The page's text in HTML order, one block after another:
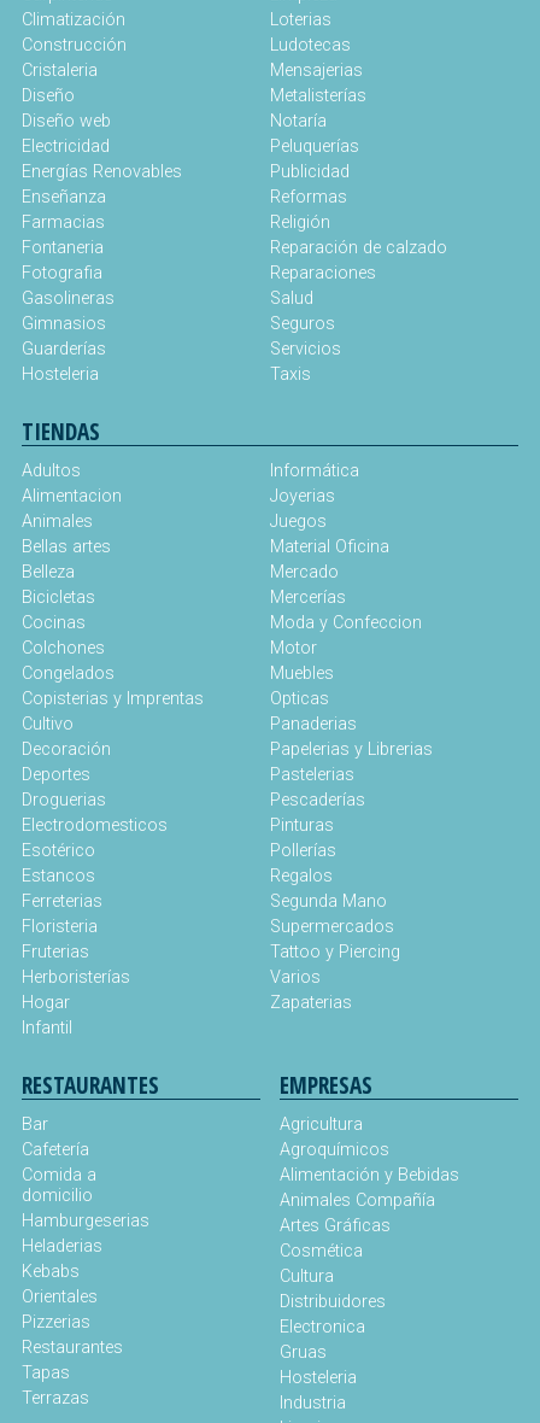
Climatización
Construcción
Cristaleria
Diseño
Diseño web
Electricidad
Energías Renovables
Enseñanza
Farmacias
Fontaneria
Fotografia
Gasolineras
Gimnasios
Guarderías
Hosteleria
Loterias
Ludotecas
Mensajerias
Metalisterías
Notaría
Peluquerías
Publicidad
Reformas
Religión
Reparación de calzado
Reparaciones
Salud
Seguros
Servicios
Taxis
TIENDAS
Adultos
Alimentacion
Animales
Bellas artes
Belleza
Bicicletas
Cocinas
Colchones
Congelados
Copisterias y Imprentas
Cultivo
Decoración
Deportes
Droguerias
Electrodomesticos
Esotérico
Estancos
Ferreterias
Floristeria
Fruterias
Herboristerías
Hogar
Infantil
Informática
Joyerias
Juegos
Material Oficina
Mercado
Mercerías
Moda y Confeccion
Motor
Muebles
Opticas
Panaderias
Papelerias y Librerias
Pastelerias
Pescaderías
Pinturas
Pollerías
Regalos
Segunda Mano
Supermercados
Tattoo y Piercing
Varios
Zapaterias
RESTAURANTES
Bar
Cafetería
Comida a
domicilio
Hamburgeserias
Heladerias
Kebabs
Orientales
Pizzerias
Restaurantes
Tapas
Terrazas
EMPRESAS
Agricultura
Agroquímicos
Alimentación y Bebidas
Animales Compañía
Artes Gráficas
Cosmética
Cultura
Distribuidores
Electronica
Gruas
Hosteleria
Industria